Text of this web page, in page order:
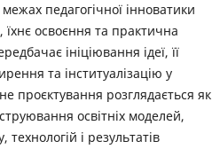
педагогічної інноватики
освоєння та практична
ініціювання ідеї, її
та інституалізацію у
проєктування розглядається як
освітніх моделей,
і результатів